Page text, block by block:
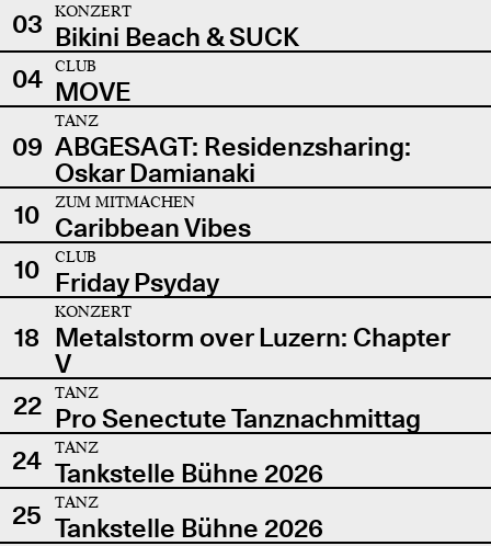
03
KONZERT
Bikini Beach & SUCK
04
CLUB
MOVE
09
TANZ
ABGESAGT: Residenzsharing:
Oskar Damianaki
10
ZUM MITMACHEN
Caribbean Vibes
10
CLUB
Friday Psyday
18
KONZERT
Metalstorm over Luzern: Chapter
V
22
TANZ
Pro Senectute Tanznachmittag
24
TANZ
Tankstelle Bühne 2026
25
TANZ
Tankstelle Bühne 2026